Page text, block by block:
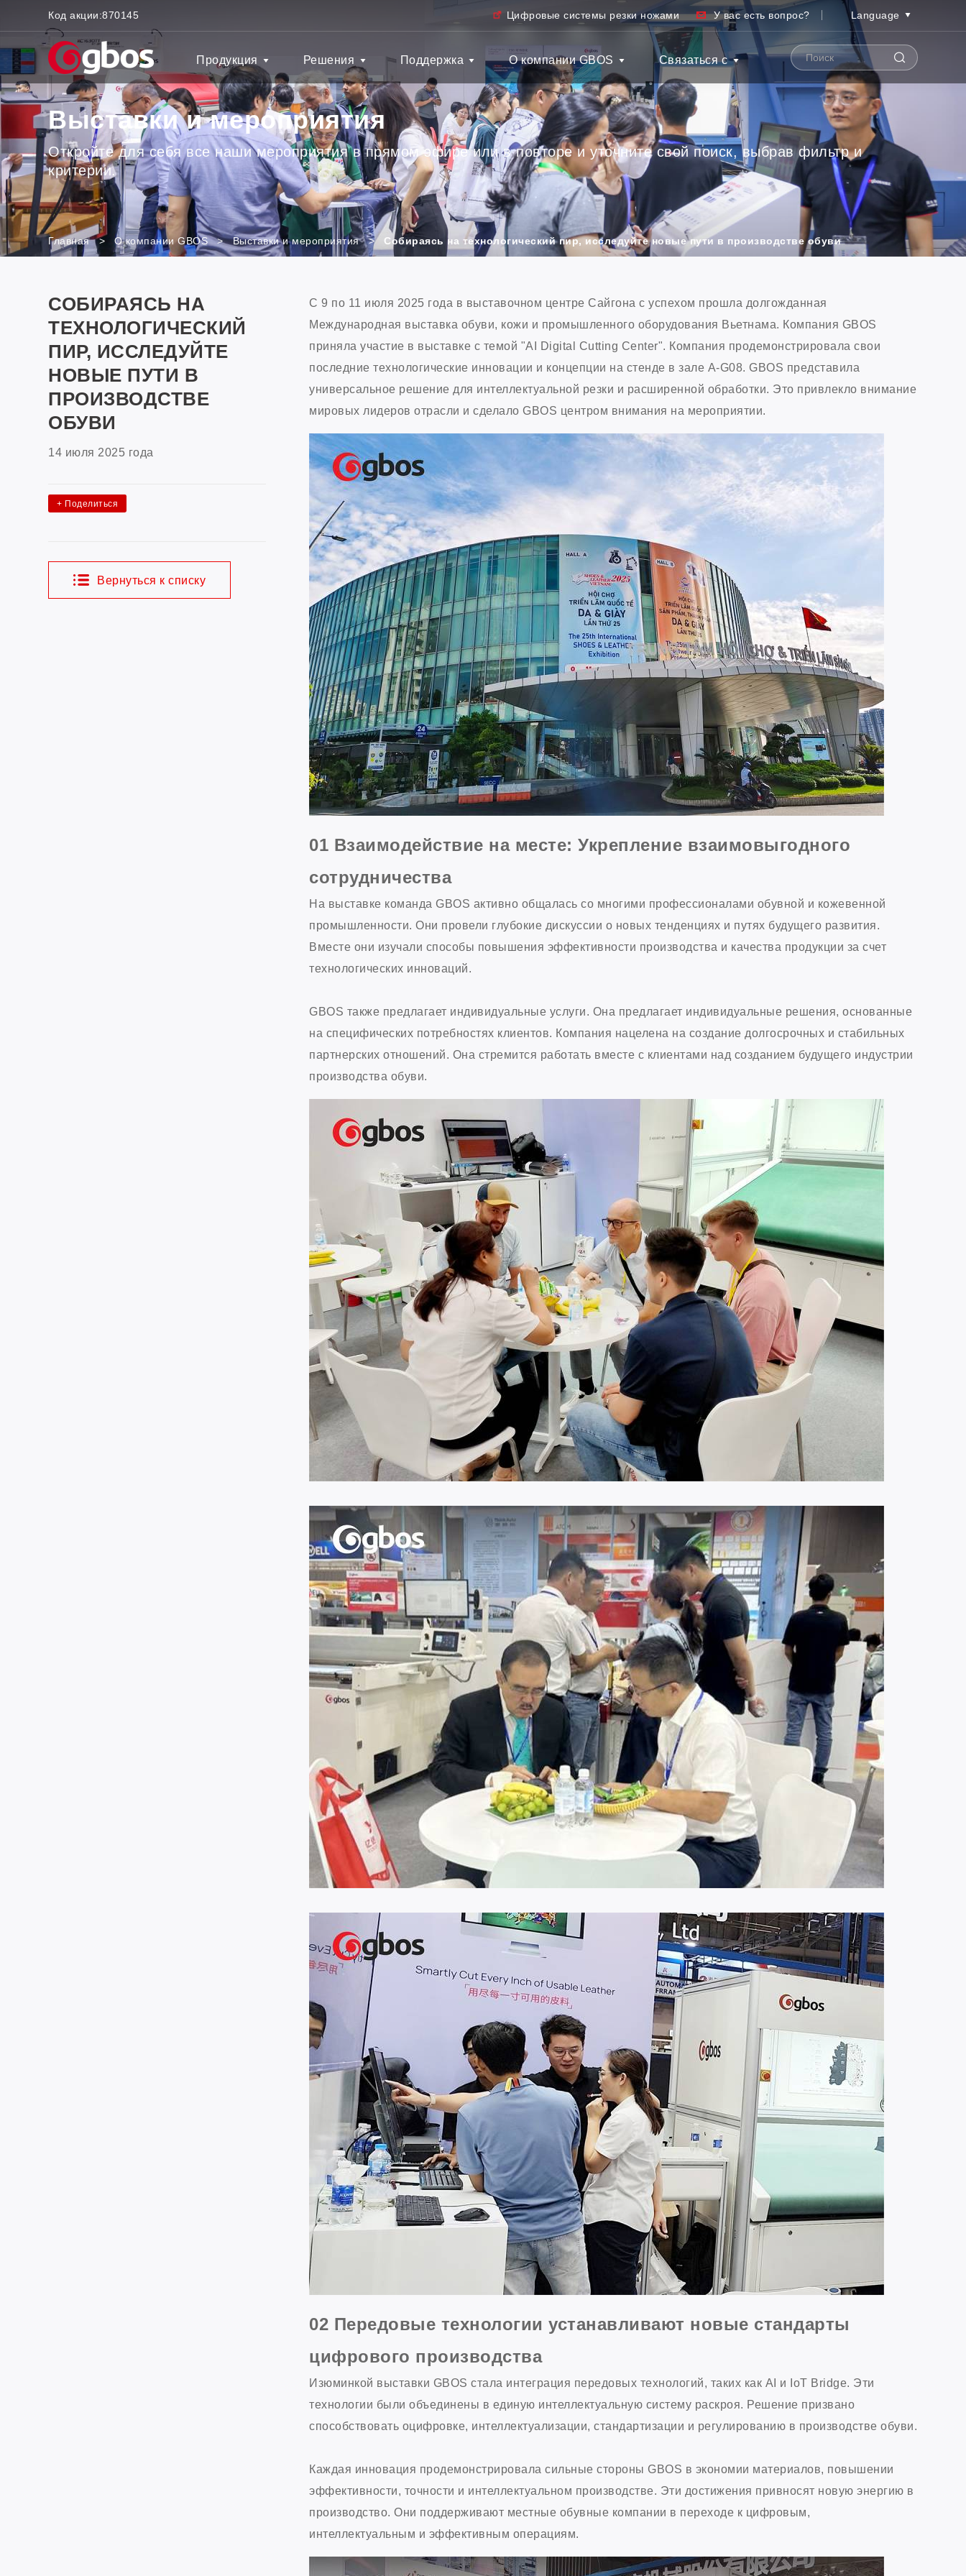
Код акции:870145 Цифровые системы резки ножами У вас есть вопрос? Language
Продукция Решения Поддержка О компании GBOS Связаться с
Выставки и мероприятия
Откройте для себя все наши мероприятия в прямом эфире или в повторе и уточните свой поиск, выбрав фильтр и
критерии.
Главная > О компании GBOS > Выставки и мероприятия > Собираясь на технологический пир, исследуйте новые пути в производстве обуви
СОБИРАЯСЬ НА
ТЕХНОЛОГИЧЕСКИЙ
ПИР, ИССЛЕДУЙТЕ
НОВЫЕ ПУТИ В
ПРОИЗВОДСТВЕ
ОБУВИ
14 июля 2025 года
+ Поделиться
Вернуться к списку
С 9 по 11 июля 2025 года в выставочном центре Сайгона с успехом прошла долгожданная
Международная выставка обуви, кожи и промышленного оборудования Вьетнама. Компания GBOS
приняла участие в выставке с темой "AI Digital Cutting Center". Компания продемонстрировала свои
последние технологические инновации и концепции на стенде в зале A-G08. GBOS представила
универсальное решение для интеллектуальной резки и расширенной обработки. Это привлекло внимание
мировых лидеров отрасли и сделало GBOS центром внимания на мероприятии.
01 Взаимодействие на месте: Укрепление взаимовыгодного
сотрудничества
На выставке команда GBOS активно общалась со многими профессионалами обувной и кожевенной
промышленности. Они провели глубокие дискуссии о новых тенденциях и путях будущего развития.
Вместе они изучали способы повышения эффективности производства и качества продукции за счет
технологических инноваций.
GBOS также предлагает индивидуальные услуги. Она предлагает индивидуальные решения, основанные
на специфических потребностях клиентов. Компания нацелена на создание долгосрочных и стабильных
партнерских отношений. Она стремится работать вместе с клиентами над созданием будущего индустрии
производства обуви.
02 Передовые технологии устанавливают новые стандарты
цифрового производства
Изюминкой выставки GBOS стала интеграция передовых технологий, таких как AI и IoT Bridge. Эти
технологии были объединены в единую интеллектуальную систему раскроя. Решение призвано
способствовать оцифровке, интеллектуализации, стандартизации и регулированию в производстве обуви.
Каждая инновация продемонстрировала сильные стороны GBOS в экономии материалов, повышении
эффективности, точности и интеллектуальном производстве. Эти достижения привносят новую энергию в
производство. Они поддерживают местные обувные компании в переходе к цифровым,
интеллектуальным и эффективным операциям.